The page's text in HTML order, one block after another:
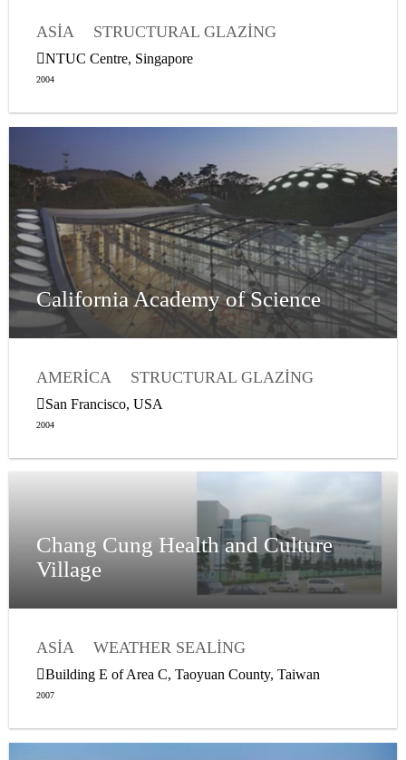
ASIA
STRUCTURAL GLAZING
WEATHER SEALING
NTUC Centre, Singapore
2004
California Academy of Science
AMERICA
STRUCTURAL GLAZING
WEATHER SEALING
San Francisco, USA
2004
Chang Cung Health and Culture
Village
ASIA
WEATHER SEALING
STRUCTURAL GLAZING
Building E of Area C, Taoyuan County, Taiwan
2007